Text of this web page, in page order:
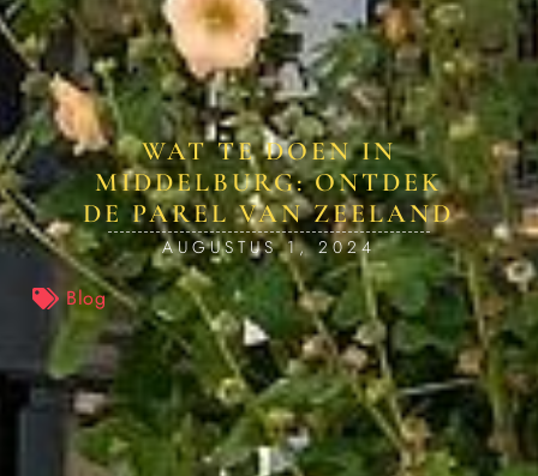
WAT TE DOEN IN
MIDDELBURG: ONTDEK
DE PAREL VAN ZEELAND
AUGUSTUS 1, 2024
Blog